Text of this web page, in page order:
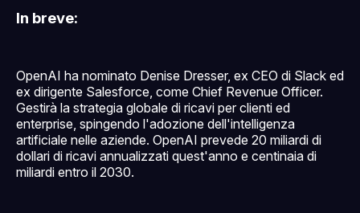
In breve:
OpenAI ha nominato Denise Dresser, ex CEO di Slack ed
ex dirigente Salesforce, come Chief Revenue Officer.
Gestirà la strategia globale di ricavi per clienti ed
enterprise, spingendo l'adozione dell'intelligenza
artificiale nelle aziende. OpenAI prevede 20 miliardi di
dollari di ricavi annualizzati quest'anno e centinaia di
miliardi entro il 2030.